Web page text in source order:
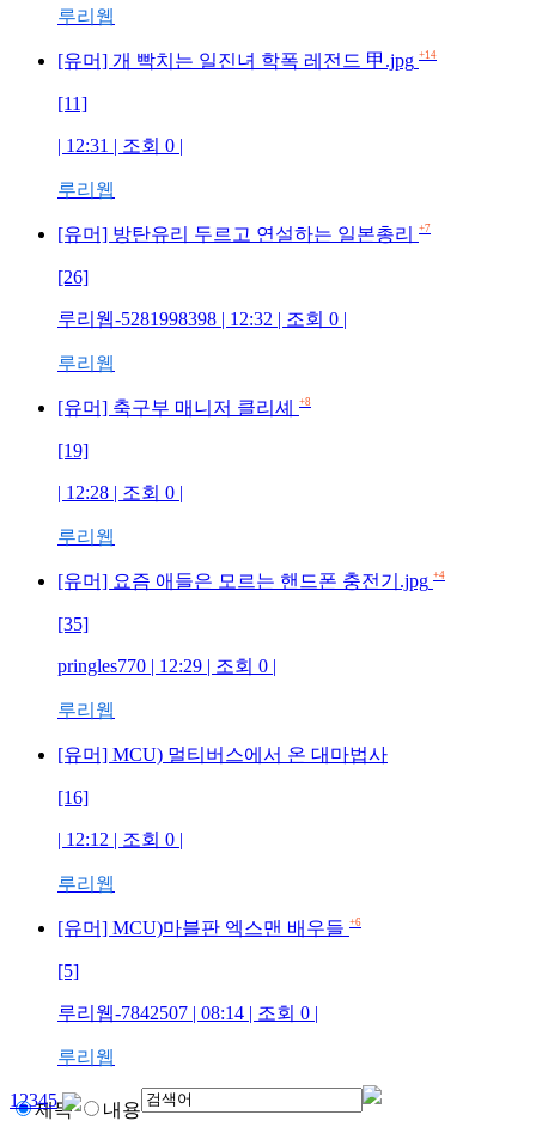
루리웹
[유머] 개 빡치는 일진녀 학폭 레전드 甲.jpg +14
[11]
| 12:31 | 조회 0 |
루리웹
[유머] 방탄유리 두르고 연설하는 일본총리 +7
[26]
루리웹-5281998398 | 12:32 | 조회 0 |
루리웹
[유머] 축구부 매니저 클리셰 +8
[19]
| 12:28 | 조회 0 |
루리웹
[유머] 요즘 애들은 모르는 핸드폰 충전기.jpg +4
[35]
pringles770 | 12:29 | 조회 0 |
루리웹
[유머] MCU) 멀티버스에서 온 대마법사
[16]
| 12:12 | 조회 0 |
루리웹
[유머] MCU)마블판 엑스맨 배우들 +6
[5]
루리웹-7842507 | 08:14 | 조회 0 |
루리웹
12345
제목 내용